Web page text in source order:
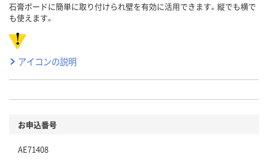
石膏ボードに簡単に取り付けられ壁を有効に活用できます。縦でも横で
も使えます。
アイコンの説明
お申込番号
AE71408